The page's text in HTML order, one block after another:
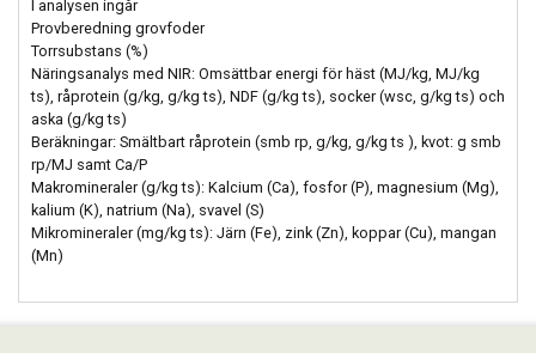
I analysen ingår
Provberedning grovfoder
Torrsubstans (%)
Näringsanalys med NIR: Omsättbar energi för häst (MJ/kg, MJ/kg
ts), råprotein (g/kg, g/kg ts), NDF (g/kg ts), socker (wsc, g/kg ts) och
aska (g/kg ts)
Beräkningar: Smältbart råprotein (smb rp, g/kg, g/kg ts ), kvot: g smb
rp/MJ samt Ca/P
Makromineraler (g/kg ts): Kalcium (Ca), fosfor (P), magnesium (Mg),
kalium (K), natrium (Na), svavel (S)
Mikromineraler (mg/kg ts): Järn (Fe), zink (Zn), koppar (Cu), mangan
(Mn)